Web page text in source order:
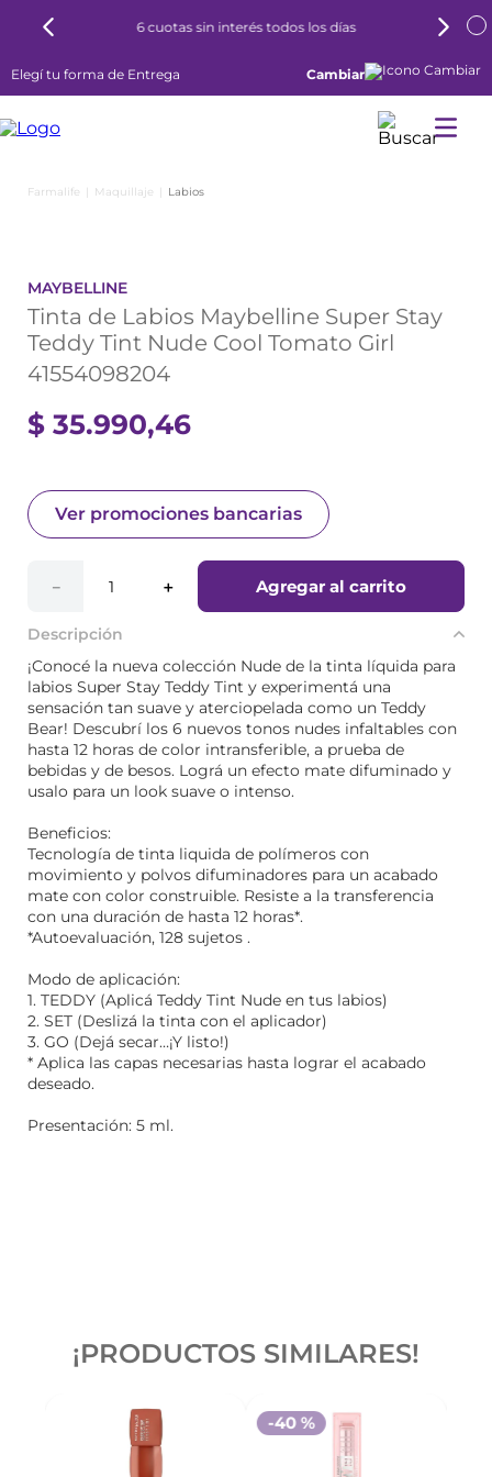
6 cuotas sin interés todos los días
Elegí tu forma de Entrega Cambiar
Maquillaje Labios
MAYBELLINE
Tinta de Labios Maybelline Super Stay
Teddy Tint Nude Cool Tomato Girl
41554098204
$ 35.990,46
Ver promociones bancarias
＋
－ Agregar al carrito
Descripción
¡Conocé la nueva colección Nude de la tinta líquida para
labios Super Stay Teddy Tint y experimentá una
sensación tan suave y aterciopelada como un Teddy
Bear! Descubrí los 6 nuevos tonos nudes infaltables con
hasta 12 horas de color intransferible, a prueba de
bebidas y de besos. Lográ un efecto mate difuminado y
usalo para un look suave o intenso.
Beneficios:
Tecnología de tinta liquida de polímeros con
movimiento y polvos difuminadores para un acabado
mate con color construible. ​Resiste a la transferencia
con una duración de hasta 12 horas*.
*Autoevaluación, 128 sujetos .
Modo de aplicación:
1. TEDDY (Aplicá Teddy Tint Nude en tus labios)
2. SET (Deslizá la tinta con el aplicador)
3. GO (Dejá secar…¡Y listo!)
* Aplica las capas necesarias hasta lograr el acabado
deseado.
Presentación: 5 ml.
¡PRODUCTOS SIMILARES!
-40 %